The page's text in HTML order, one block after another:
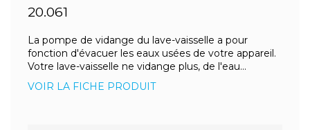
20.061
La pompe de vidange du lave-vaisselle a pour
fonction d'évacuer les eaux usées de votre appareil.
Votre lave-vaisselle ne vidange plus, de l'eau...
VOIR LA FICHE PRODUIT